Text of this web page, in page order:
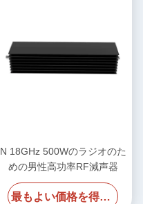
N 18GHz 500Wのラジオのた
めの男性高功率RF減声器
最もよい価格を得なさい